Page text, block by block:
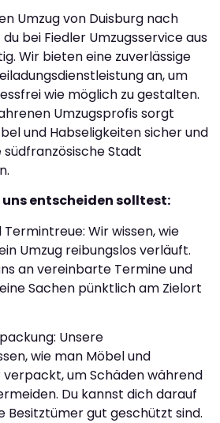
Umzug von Duisburg nach
bei Fiedler Umzugsservice aus
Wir bieten eine zuverlässige
an, um
wie möglich zu gestalten.
Umzugsprofis sorgt
und Habseligkeiten sicher und
Stadt
entscheiden solltest:
Termintreue: Wir wissen, wie
Umzug reibungslos verläuft.
an vereinbarte Termine und
Sachen pünktlich am Zielort
Unsere
wie man Möbel und
um Schäden während
Du kannst dich darauf
Besitztümer gut geschützt sind.